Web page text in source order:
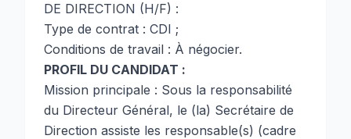
DE DIRECTION (H/F) :
Type de contrat : CDI ;
Conditions de travail : À négocier.
PROFIL DU CANDIDAT :
Mission principale : Sous la responsabilité
du Directeur Général, le (la) Secrétaire de
Direction assiste les responsable(s) (cadre